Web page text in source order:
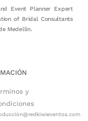
Event Planner Expert
of Bridal Consultants
Medellín.
y